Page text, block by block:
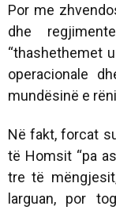
Por me
dhe
“thashethemet
operacionale
mundësinë e
Në fakt, forcat
të Homsit “pa
tre të
larguan, por